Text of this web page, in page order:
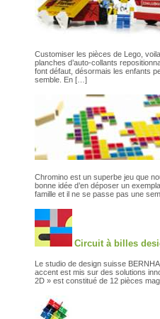
Customiser les pièces de Lego,
planches d’auto-collants
font défaut, désormais les enfants
semble. En […]
Chromino est un superbe jeu que
bonne idée d’en déposer un
famille et il ne se passe pas une
Circuit à billes
Le studio de design suisse
accent est mis sur des solutions
2D » est constitué de 12 pièces